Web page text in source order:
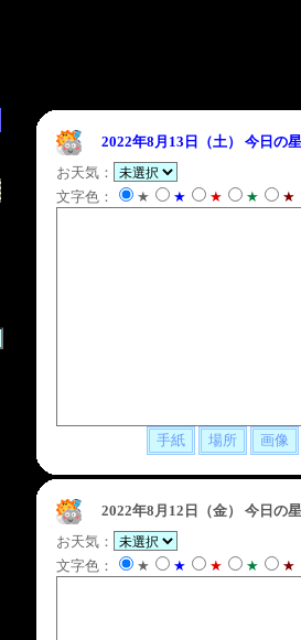
2022年8月13日（土）
今日の
お天気：
文字色：
★ ★ ★ ★ ★
2022年8月12日（金）
今日の
お天気：
文字色：
★ ★ ★ ★ ★